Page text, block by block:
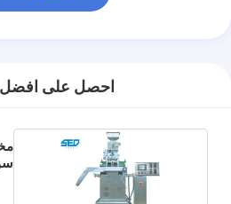
احصل على